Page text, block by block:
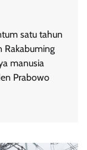
satu tahun
Rakabuming
manusia
Prabowo